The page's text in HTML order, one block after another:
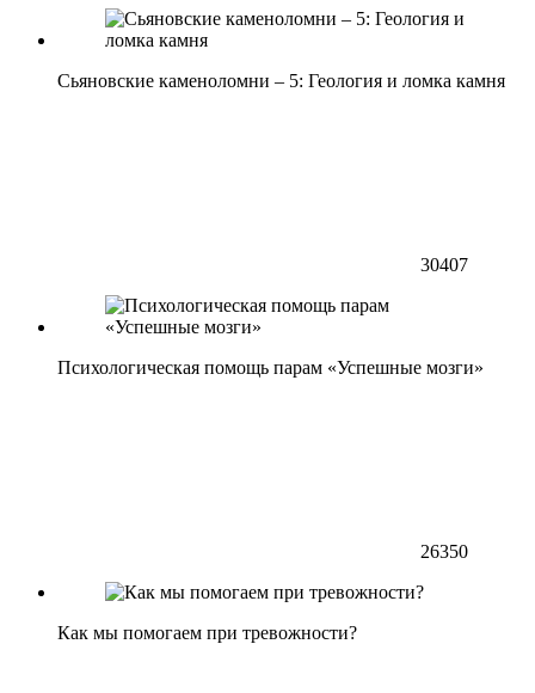
Сьяновские каменоломни – 5: Геология и ломка камня
30407
Психологическая помощь парам «Успешные мозги»
26350
Как мы помогаем при тревожности?